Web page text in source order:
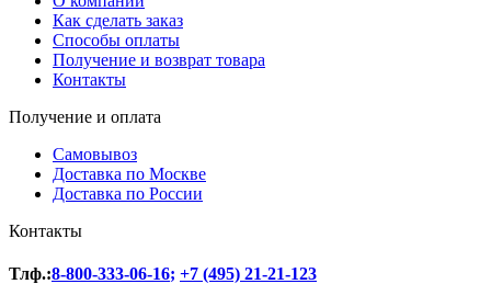
Как сделать заказ
Способы оплаты
Получение и возврат товара
Контакты
Получение и оплата
Самовывоз
Доставка по Москве
Доставка по России
Контакты
Тлф.:8-800-333-06-16; +7 (495) 21-21-123